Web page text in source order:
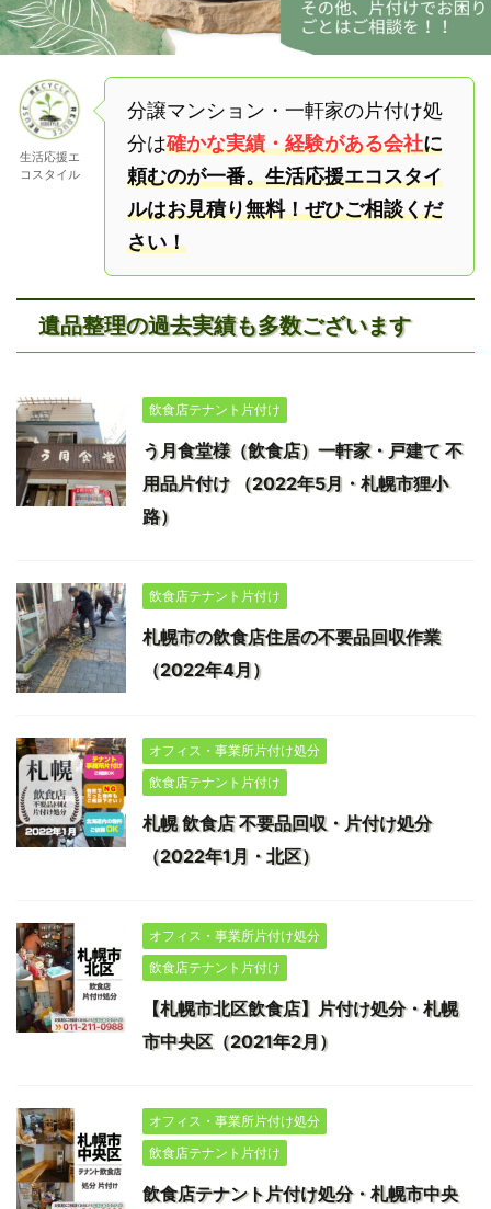
生活応援エ
コスタイル
分譲マンション・一軒家の片付け処
分は確かな実績・経験がある会社に
頼むのが一番。生活応援エコスタイ
ルはお見積り無料！ぜひご相談くだ
さい！
遺品整理の過去実績も多数ございます
飲食店テナント片付け
う月食堂様（飲食店）一軒家・戸建て 不
用品片付け （2022年5月・札幌市狸小
路）
飲食店テナント片付け
札幌市の飲食店住居の不要品回収作業
（2022年4月）
オフィス・事業所片付け処分
飲食店テナント片付け
札幌 飲食店 不要品回収・片付け処分
（2022年1月・北区）
オフィス・事業所片付け処分
飲食店テナント片付け
【札幌市北区飲食店】片付け処分・札幌
市中央区（2021年2月）
オフィス・事業所片付け処分
飲食店テナント片付け
飲食店テナント片付け処分・札幌市中央